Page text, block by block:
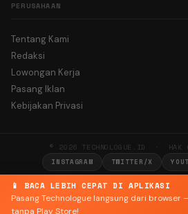
📱 BACA LEBIH CEPAT DI APLIKASI
Pasang Technologue langsung dari browser
tanpa Play Store!
PERUSAHAAN
Tentang Kami
Redaksi
Lowongan Kerja
Pasang Iklan
Kebijakan Privasi
© 2026 TECHNOLOGUE.ID · HAK
INSTAGRAM TWITTER/X